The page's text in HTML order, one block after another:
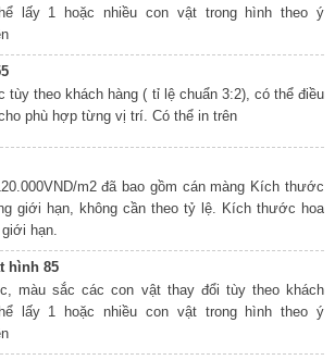
lấy 1 hoặc nhiều con vật trong hình theo ý
tùy theo khách hàng ( tỉ lệ chuẩn 3:2), có thể điều
phù hợp từng vị trí. Có thể in trên
m2 đã bao gồm cán màng Kích thước
giới hạn, không cần theo tỷ lệ. Kích thước hoa
hạn.
hình 85
màu sắc các con vật thay đổi tùy theo khách
lấy 1 hoặc nhiều con vật trong hình theo ý